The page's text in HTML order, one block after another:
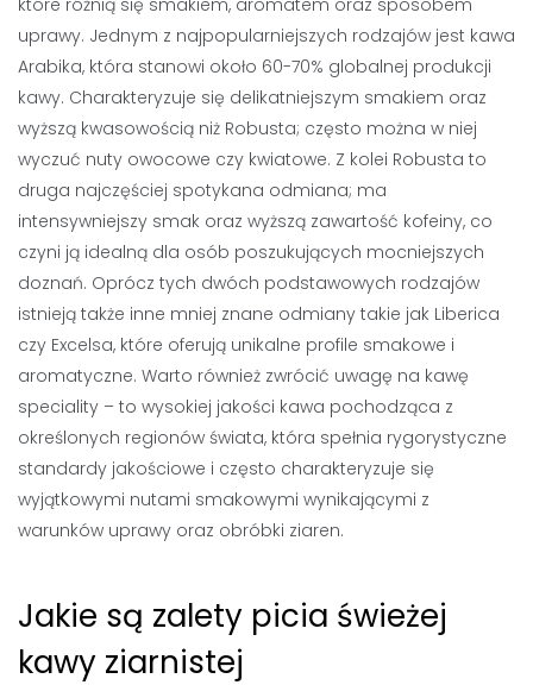
które różnią się smakiem, aromatem oraz sposobem
uprawy. Jednym z najpopularniejszych rodzajów jest kawa
Arabika, która stanowi około 60-70% globalnej produkcji
kawy. Charakteryzuje się delikatniejszym smakiem oraz
wyższą kwasowością niż Robusta; często można w niej
wyczuć nuty owocowe czy kwiatowe. Z kolei Robusta to
druga najczęściej spotykana odmiana; ma
intensywniejszy smak oraz wyższą zawartość kofeiny, co
czyni ją idealną dla osób poszukujących mocniejszych
doznań. Oprócz tych dwóch podstawowych rodzajów
istnieją także inne mniej znane odmiany takie jak Liberica
czy Excelsa, które oferują unikalne profile smakowe i
aromatyczne. Warto również zwrócić uwagę na kawę
speciality – to wysokiej jakości kawa pochodząca z
określonych regionów świata, która spełnia rygorystyczne
standardy jakościowe i często charakteryzuje się
wyjątkowymi nutami smakowymi wynikającymi z
warunków uprawy oraz obróbki ziaren.
Jakie są zalety picia świeżej
kawy ziarnistej